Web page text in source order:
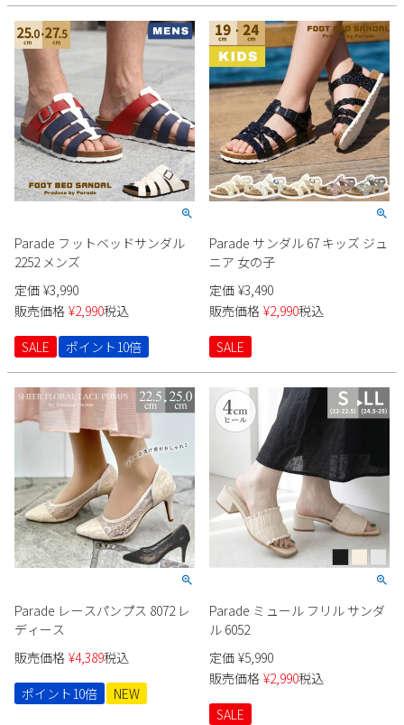
Parade フットベッドサンダル
2252 メンズ
定価 ¥3,990
販売価格 ¥2,990税込
SALE
ポイント10倍
Parade サンダル 67 キッズ ジュ
ニア 女の子
定価 ¥3,490
販売価格 ¥2,990税込
SALE
Parade レースパンプス 8072 レ
ディース
販売価格 ¥4,389税込
ポイント10倍
NEW
Parade ミュール フリル サンダ
ル 6052
定価 ¥5,990
販売価格 ¥2,990税込
SALE